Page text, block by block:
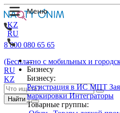
KZ
RU
...
Бизнесу
Бизнесу:
Регистрация в ИС МПТ
маркировкиИнтеграторы
Товарные группы:
8 800 080 65 65
(Бесплатно с мобильных и
RU
KZ
Найти